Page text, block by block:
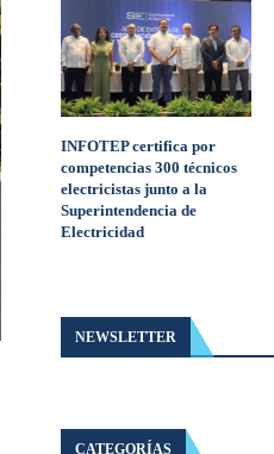
INFOTEP certifica por
competencias 300 técnicos
electricistas junto a la
Superintendencia de
Electricidad
NEWSLETTER
CATEGORÍAS